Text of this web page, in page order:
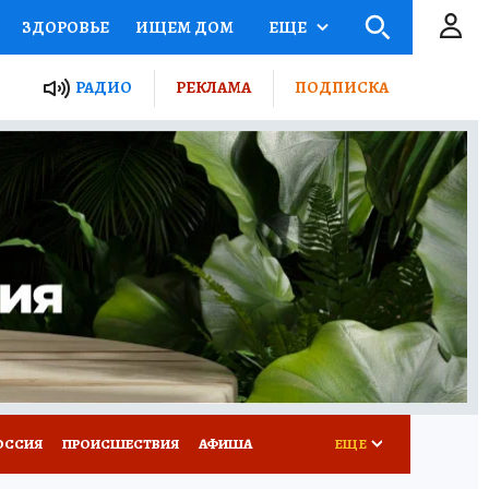
ЗДОРОВЬЕ ИЩЕМ ДОМ
ПРОЕКТЫ РОССИИ
ПУТЕВОДИТЕЛЬ
ТУРИЗМ
ПОТРЕБИТЕЛЯ ВСЕ О КП
ЕЩЕ
РАДИО РЕКЛАМА ПОДПИСКА
ПРОИСШЕСТВИЯ АФИША ЕЩЕ